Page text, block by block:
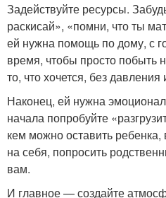
Задействуйте ресурсы.
раскисай», «помни, что ты
ей нужна помощь по дому, с
время, чтобы просто побыть
то, что хочется, без давления
Наконец, ей нужна
начала попробуйте
кем можно оставить
на себя, попросить
вам.
И главное — создайте